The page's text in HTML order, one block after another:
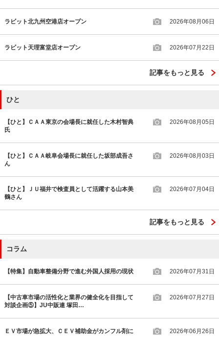
ラビット北九州空港店オープン 2026年08月06日
ラビット天理富堂店オープン 2026年07月22日
記事をもっと見る
ひと
【ひと】ＣＡＡ東京の会場長に就任した木村智典
氏
2026年08月05日
【ひと】ＣＡＡ岐阜会場長に就任した坂部成吾さ
ん
2026年08月03日
【ひと】ＪＵ福井で検査員として活躍する山本美
鶴さん
2026年07月04日
記事をもっと見る
コラム
【特集】自動車整備分野で進む外国人採用の現状 2026年07月31日
【中古車市場の活性化と業界の健全化を目指して
対談企画⑤】JU中販連 塚田…
2026年07月27日
ＥＶ市場が急拡大、ＣＥＶ補助金がカンフル剤に 2026年06月26日